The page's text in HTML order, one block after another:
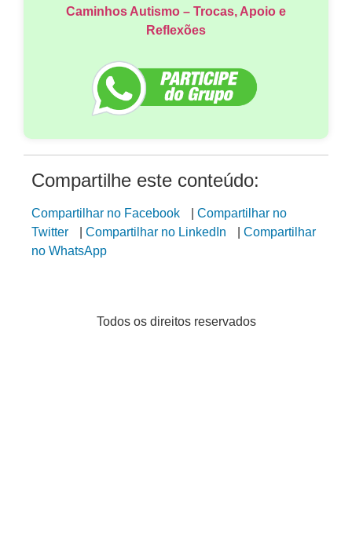
Caminhos Autismo – Trocas, Apoio e
Reflexões
Compartilhe este conteúdo:
Compartilhar no Facebook
Compartilhar no
Twitter
Compartilhar no LinkedIn
Compartilhar
no WhatsApp
Todos os direitos reservados